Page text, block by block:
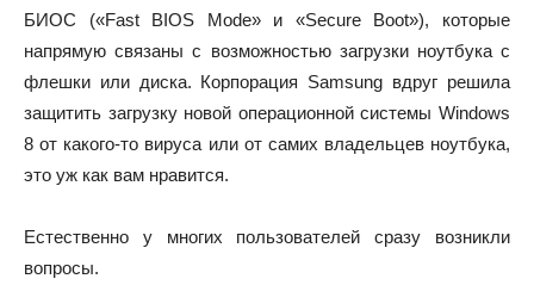
БИОС («Fast BIOS Mode» и «Secure Boot»), которые
напрямую связаны с возможностью загрузки ноутбука с
флешки или диска. Корпорация Samsung вдруг решила
защитить загрузку новой операционной системы Windows
8 от какого-то вируса или от самих владельцев ноутбука,
это уж как вам нравится.
Естественно у многих пользователей сразу возникли
вопросы.